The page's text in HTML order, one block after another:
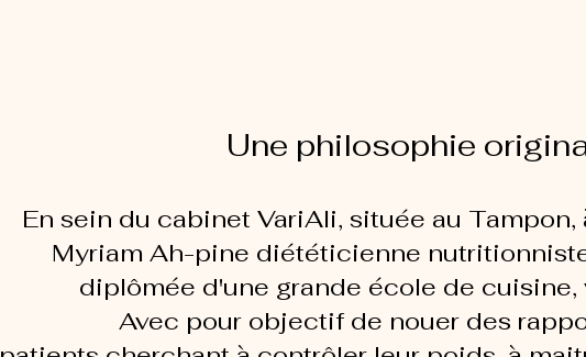
Une philosophie
En sein du cabinet VariAli, située au Tampon,
Myriam Ah-pine diététicienne
diplômée d'une grande école de cuisine,
Avec pour objectif de nouer des